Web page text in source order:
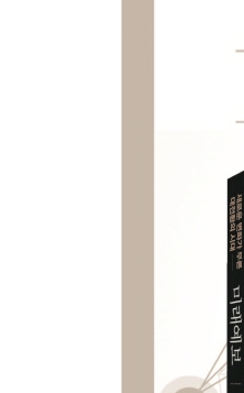
기후 변화의 원
기후 변화가 초
에너지 효율과
2. 디지털화와
디지털 환경의
사이버 보안 위
디지털 윤리와
3. 인공지능과